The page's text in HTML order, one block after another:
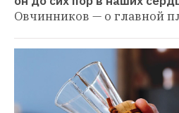
Овчинников — о главной